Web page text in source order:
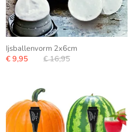
Ijsballenvorm 2x6cm
€ 9,95
€ 16,95